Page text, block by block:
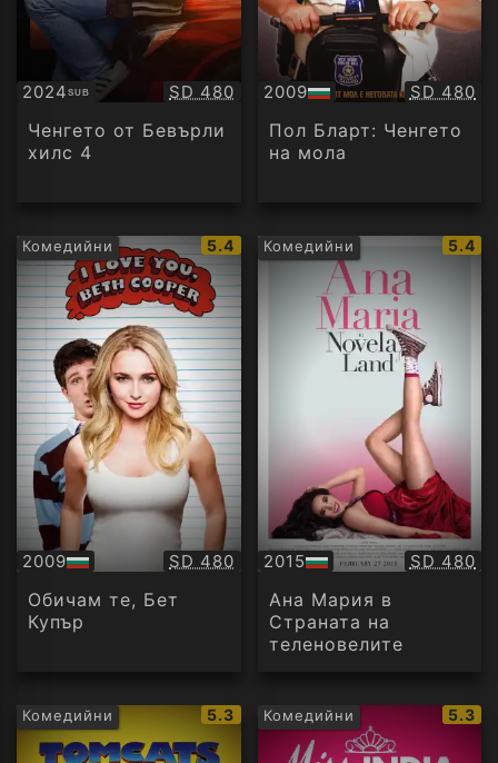
2024SUB
Субтитри Качество:
SD 480
Ченгето от Бевърли
хилс 4
2009
БГ
аудио
SD 480
Пол Бларт: Ченгето
на мола
Комедийни
IMDb
рейтинг:
5.4
2009
БГ
аудио
Качество:
SD 480
Обичам те, Бет
Купър
Комедийни
IMDb
5.4
2015
БГ
аудио
SD 480
Ана Мария в
Страната на
теленовелите
Комедийни
IMDb
рейтинг:
5.3 Комедийни
IMDb
5.3